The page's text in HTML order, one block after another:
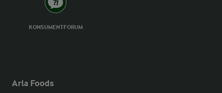
KONSUMENTFORUM
Arla Foods